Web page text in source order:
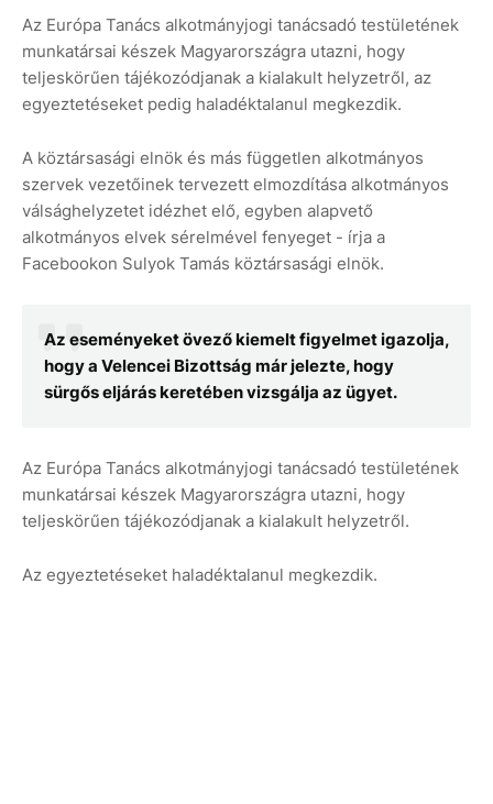
Az Európa Tanács alkotmányjogi tanácsadó testületének
munkatársai készek Magyarországra utazni, hogy
teljeskörűen tájékozódjanak a kialakult helyzetről, az
egyeztetéseket pedig haladéktalanul megkezdik.
A köztársasági elnök és más független alkotmányos
szervek vezetőinek tervezett elmozdítása alkotmányos
válsághelyzetet idézhet elő, egyben alapvető
alkotmányos elvek sérelmével fenyeget - írja a
Facebookon Sulyok Tamás köztársasági elnök.
Az eseményeket övező kiemelt figyelmet igazolja,
hogy a Velencei Bizottság már jelezte, hogy
sürgős eljárás keretében vizsgálja az ügyet.
Az Európa Tanács alkotmányjogi tanácsadó testületének
munkatársai készek Magyarországra utazni, hogy
teljeskörűen tájékozódjanak a kialakult helyzetről.
Az egyeztetéseket haladéktalanul megkezdik.